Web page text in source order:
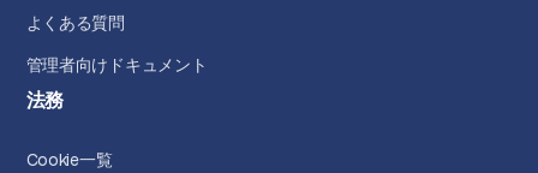
よくある質問
管理者向けドキュメント
法務
Cookie一覧